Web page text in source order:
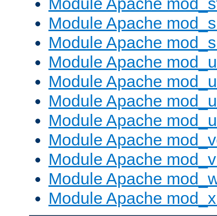
Module Apache
Module Apache
Module Apache
Module Apache
Module Apache
Module Apache
Module Apache
Module Apache
Module Apache
Module Apache